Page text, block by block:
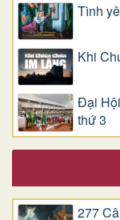
Tình
Khi
Đại
thứ 3
277